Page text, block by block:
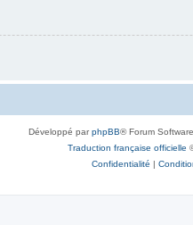
Développé parphpBB® Forum
Traduction française officielle
Confidentialité |